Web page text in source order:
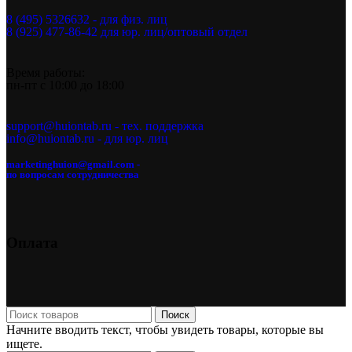
8 (495) 5326632 - для физ. лиц
8 (925) 477-86-42 для юр. лиц/оптовый отдел
support@huiontab.ru - тех. поддержка
info@huiontab.ru - для юр. лиц
marketinghuion@gmail.com -
по вопросам сотрудничества
Поиск
Начните вводить текст, чтобы увидеть товары, которые вы
ищете.